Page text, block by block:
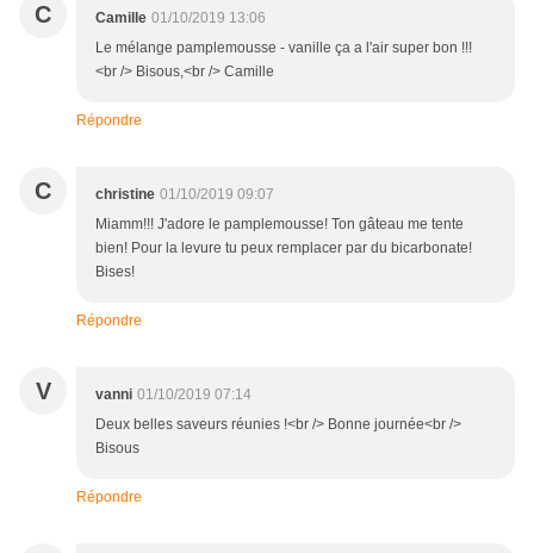
C Camille 01/10/2019 13:06
Le mélange pamplemousse - vanille ça a l'air super bon !!!
<br /> Bisous,<br /> Camille
Répondre
C christine 01/10/2019 09:07
Miamm!!! J'adore le pamplemousse! Ton gâteau me tente
bien! Pour la levure tu peux remplacer par du bicarbonate!
Bises!
Répondre
V vanni 01/10/2019 07:14
Deux belles saveurs réunies !<br /> Bonne journée<br />
Bisous
Répondre